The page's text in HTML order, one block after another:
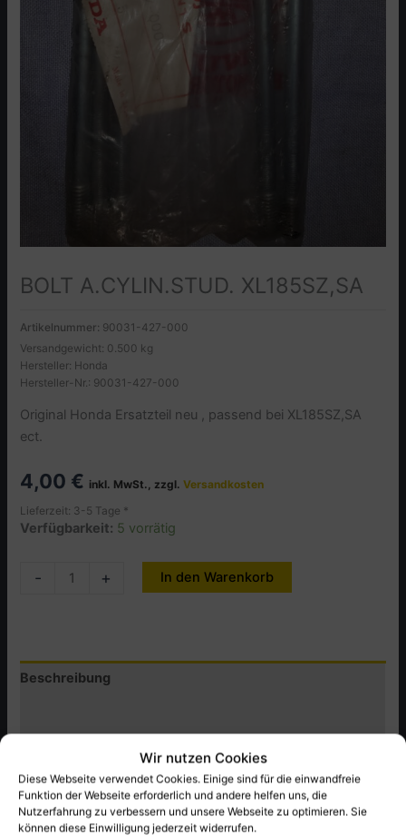
Wir nutzen Cookies
Diese Webseite verwendet Cookies. Einige sind für die einwandfreie
Funktion der Webseite erforderlich und andere helfen uns, die
Nutzerfahrung zu verbessern und unsere Webseite zu optimieren. Sie
können diese Einwilligung jederzeit widerrufen.
BOLT A.CYLIN.STUD. XL185SZ,SA
Artikelnummer: 90031-427-000
Versandgewicht: 0.500 kg
Hersteller: Honda
Hersteller-Nr.: 90031-427-000
Original Honda Ersatzteil neu , passend bei XL185SZ,SA
ect.
4,00 € inkl. MwSt., zzgl.Versandkosten
Lieferzeit: 3-5 Tage *
Verfügbarkeit: 5 vorrätig
- + In den Warenkorb
Beschreibung
Original Honda Ersatzteil neu , passend bei XL185SZ,SA
ect.